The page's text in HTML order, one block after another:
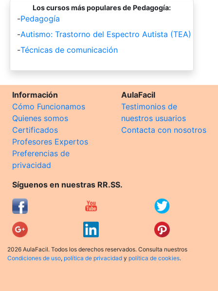
Los cursos más populares de Pedagogía:
-Pedagogía
-Autismo: Trastorno del Espectro Autista (TEA)
-Técnicas de comunicación
Información
Cómo Funcionamos
Quienes somos
Certificados
Profesores Expertos
Preferencias de
privacidad
AulaFacil
Testimonios de
nuestros usuarios
Contacta con nosotros
Síguenos en nuestras RR.SS.
2026 AulaFacil. Todos los derechos reservados. Consulta nuestros
Condiciones de uso, política de privacidad y política de cookies.